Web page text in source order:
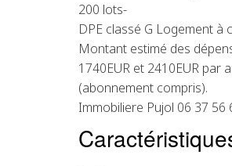
200 lots-
DPE classé G Logement
Montant estimé des
1740EUR et 2410EUR par
(abonnement compris).
Immobiliere Pujol 06 37 56